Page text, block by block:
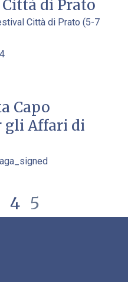
di Prato
Città di Prato (5-7
Capo
gli Affari di
4 5